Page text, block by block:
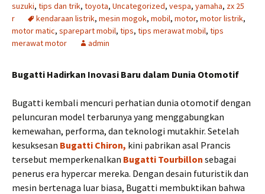
suzuki, tips dan trik, toyota, Uncategorized, vespa, yamaha, zx 25
r
kendaraan listrik, mesin mogok, mobil, motor, motor listrik,
motor matic, sparepart mobil, tips, tips merawat mobil, tips
merawat motor
admin
Bugatti Hadirkan Inovasi Baru dalam Dunia Otomotif
Bugatti kembali mencuri perhatian dunia otomotif dengan
peluncuran model terbarunya yang menggabungkan
kemewahan, performa, dan teknologi mutakhir. Setelah
kesuksesan Bugatti Chiron, kini pabrikan asal Prancis
tersebut memperkenalkan Bugatti Tourbillon sebagai
penerus era hypercar mereka. Dengan desain futuristik dan
mesin bertenaga luar biasa, Bugatti membuktikan bahwa